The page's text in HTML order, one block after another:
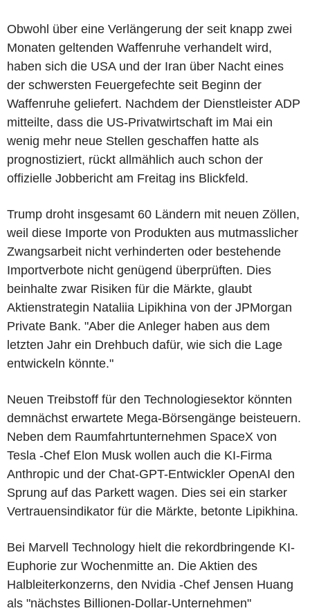
Obwohl über eine Verlängerung der seit knapp zwei
Monaten geltenden Waffenruhe verhandelt wird,
haben sich die USA und der Iran über Nacht eines
der schwersten Feuergefechte seit Beginn der
Waffenruhe geliefert. Nachdem der Dienstleister ADP
mitteilte, dass die US-Privatwirtschaft im Mai ein
wenig mehr neue Stellen geschaffen hatte als
prognostiziert, rückt allmählich auch schon der
offizielle Jobbericht am Freitag ins Blickfeld.
Trump droht insgesamt 60 Ländern mit neuen Zöllen,
weil diese Importe von Produkten aus mutmasslicher
Zwangsarbeit nicht verhinderten oder bestehende
Importverbote nicht genügend überprüften. Dies
beinhalte zwar Risiken für die Märkte, glaubt
Aktienstrategin Nataliia Lipikhina von der JPMorgan
Private Bank. "Aber die Anleger haben aus dem
letzten Jahr ein Drehbuch dafür, wie sich die Lage
entwickeln könnte."
Neuen Treibstoff für den Technologiesektor könnten
demnächst erwartete Mega-Börsengänge beisteuern.
Neben dem Raumfahrtunternehmen SpaceX von
Tesla -Chef Elon Musk wollen auch die KI-Firma
Anthropic und der Chat-GPT-Entwickler OpenAI den
Sprung auf das Parkett wagen. Dies sei ein starker
Vertrauensindikator für die Märkte, betonte Lipikhina.
Bei Marvell Technology hielt die rekordbringende KI-
Euphorie zur Wochenmitte an. Die Aktien des
Halbleiterkonzerns, den Nvidia -Chef Jensen Huang
als "nächstes Billionen-Dollar-Unternehmen"